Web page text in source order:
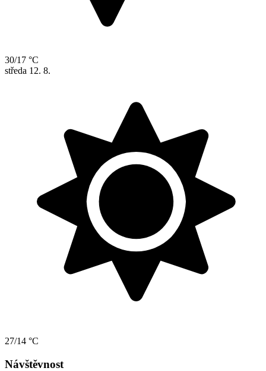
30/17 °C
středa 12. 8.
27/14 °C
Návštěvnost